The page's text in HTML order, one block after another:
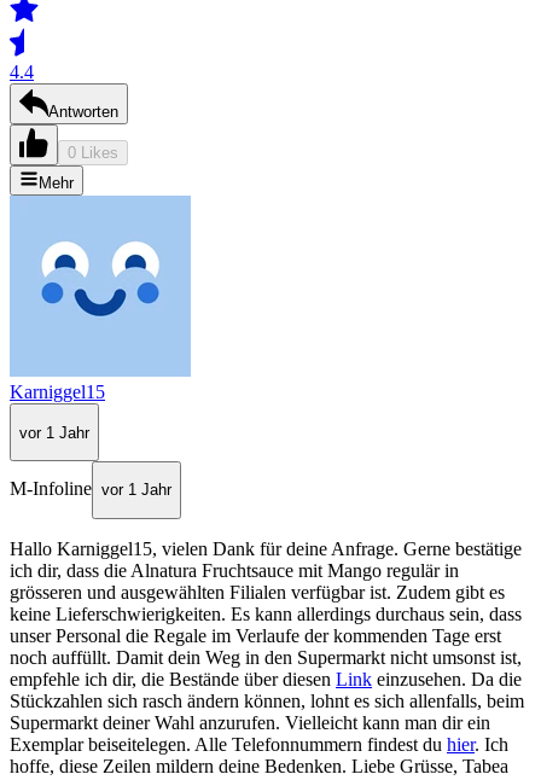
4.4
Antworten
0 Likes
Mehr
Karniggel15
vor 1 Jahr
M-Infoline vor 1 Jahr
Hallo Karniggel15, vielen Dank für deine Anfrage. Gerne bestätige
ich dir, dass die Alnatura Fruchtsauce mit Mango regulär in
grösseren und ausgewählten Filialen verfügbar ist. Zudem gibt es
keine Lieferschwierigkeiten. Es kann allerdings durchaus sein, dass
unser Personal die Regale im Verlaufe der kommenden Tage erst
noch auffüllt. Damit dein Weg in den Supermarkt nicht umsonst ist,
empfehle ich dir, die Bestände über diesen Link einzusehen. Da die
Stückzahlen sich rasch ändern können, lohnt es sich allenfalls, beim
Supermarkt deiner Wahl anzurufen. Vielleicht kann man dir ein
Exemplar beiseitelegen. Alle Telefonnummern findest du hier. Ich
hoffe, diese Zeilen mildern deine Bedenken. Liebe Grüsse, Tabea